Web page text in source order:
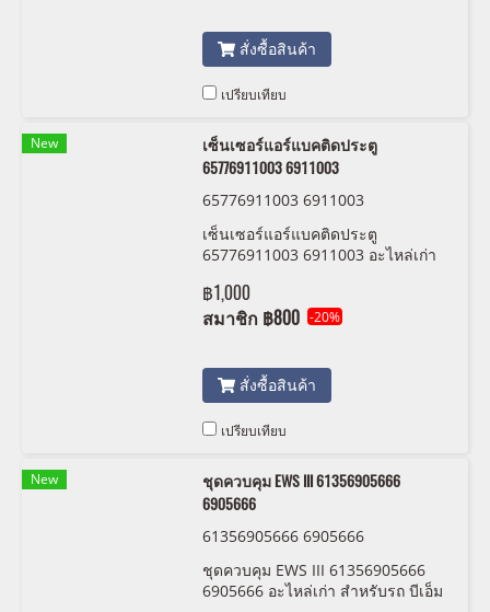
สั่งซื้อสินค้า
เปรียบเทียบ
New
เซ็นเซอร์แอร์แบคติดประตู
65776911003 6911003
65776911003 6911003
เซ็นเซอร์แอร์แบคติดประตู
65776911003 6911003 อะไหล่เก่า
สามารถเอารถมาทดสอบได้ก่อนสั่งซื้อ
โปรดตรวจสอบสภาพจากรูปถ่ายก่อน
฿1,000
สมาชิก ฿800 -20%
สั่งซื้อสินค้า
เปรียบเทียบ
New
ชุดควบคุม EWS III 61356905666
6905666
61356905666 6905666
ชุดควบคุม EWS III 61356905666
6905666 อะไหล่เก่า สำหรับรถ บีเอ็ม